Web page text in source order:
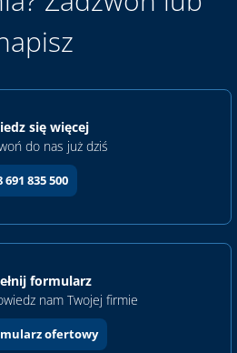
się więcej
do nas już dziś
691 835 500
formularz
nam Twojej firmie
ofertowy